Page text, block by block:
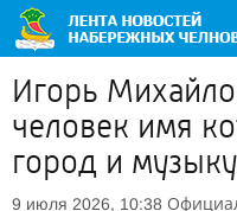
Игорь
человек имя
город и
9 июля 2026, 10:38